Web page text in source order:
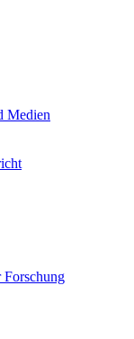
Medien
Forschung